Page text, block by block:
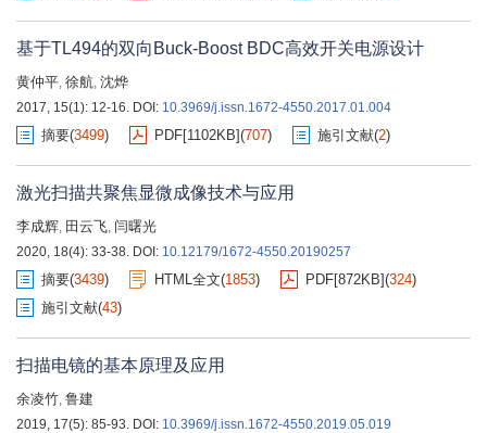
基于TL494的双向Buck-Boost BDC高效开关电源设计
黄仲平, 徐航, 沈烨
2017, 15(1): 12-16. DOI: 10.3969/j.issn.1672-4550.2017.01.004
摘要(3499) PDF[1102KB](707) 施引文献(2)
激光扫描共聚焦显微成像技术与应用
李成辉, 田云飞, 闫曙光
2020, 18(4): 33-38. DOI: 10.12179/1672-4550.20190257
摘要(3439) HTML全文(1853) PDF[872KB](324)
施引文献(43)
扫描电镜的基本原理及应用
余凌竹, 鲁建
2019, 17(5): 85-93. DOI: 10.3969/j.issn.1672-4550.2019.05.019